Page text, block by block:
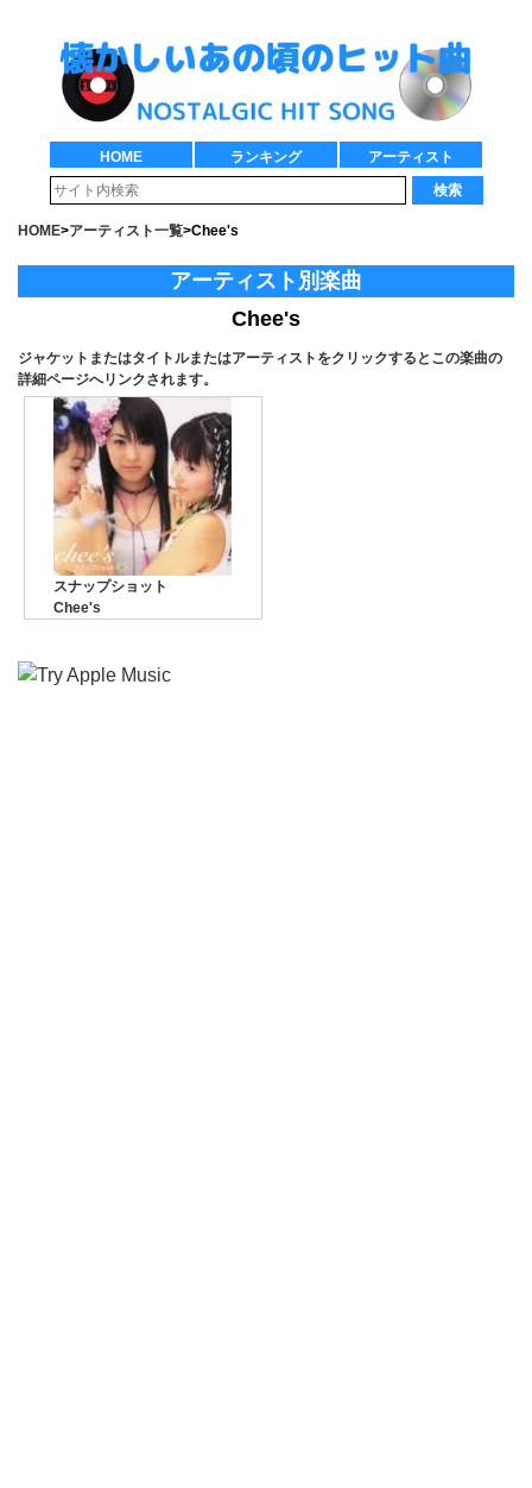
HOME ランキング
アーティスト
検索
HOME>アーティスト一覧>Chee's
アーティスト別楽曲
Chee's
ジャケットまたはタイトルまたはアーティストをクリックするとこの楽曲の
詳細ページへリンクされます。
スナップショット
Chee's